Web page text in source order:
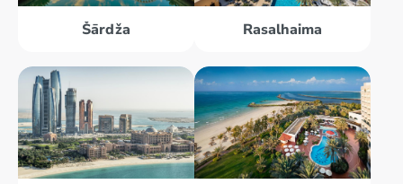
Šārdža Rasalhaima